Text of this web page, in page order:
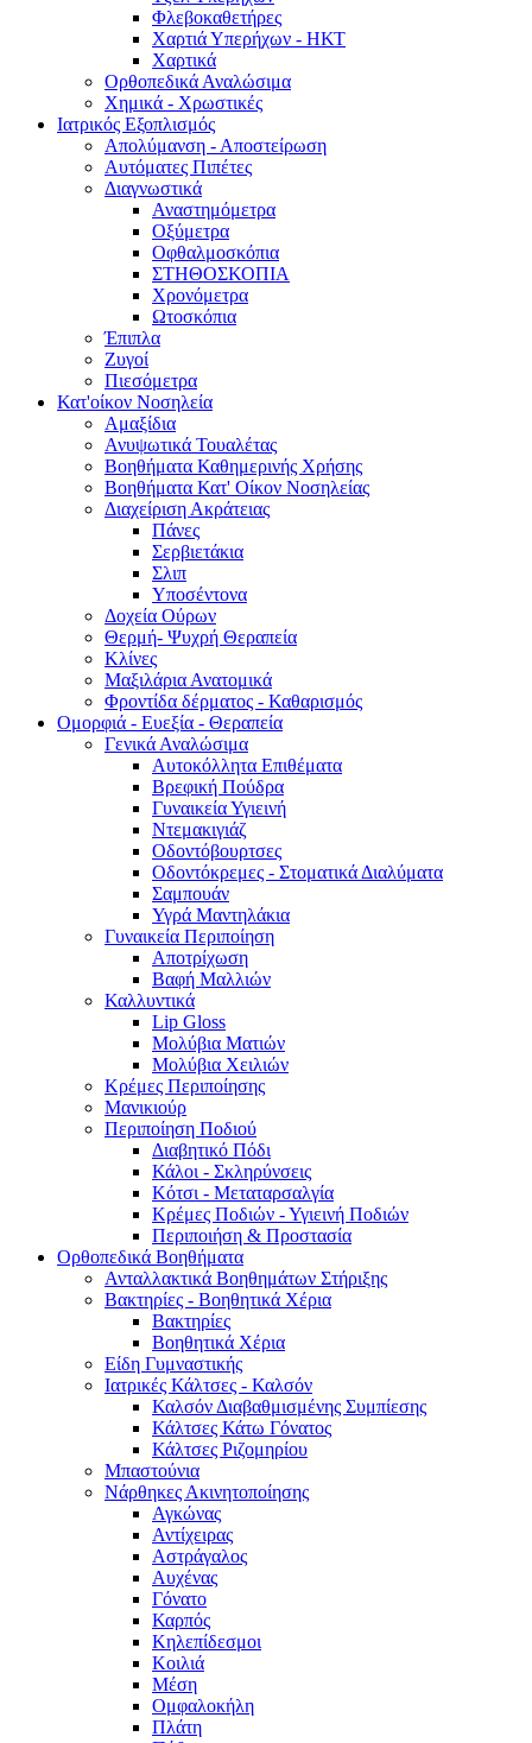
Φλεβοκαθετήρες
Χαρτιά Υπερήχων - ΗΚΤ
Χαρτικά
Ορθοπεδικά Αναλώσιμα
Χημικά - Χρωστικές
Ιατρικός Εξοπλισμός
Απολύμανση - Αποστείρωση
Αυτόματες Πιπέτες
Διαγνωστικά
Αναστημόμετρα
Οξύμετρα
Οφθαλμοσκόπια
ΣΤΗΘΟΣΚΟΠΙΑ
Χρονόμετρα
Ωτοσκόπια
Έπιπλα
Ζυγοί
Πιεσόμετρα
Κατ'οίκον Νοσηλεία
Αμαξίδια
Ανυψωτικά Τουαλέτας
Βοηθήματα Καθημερινής Χρήσης
Βοηθήματα Κατ' Οίκον Νοσηλείας
Διαχείριση Ακράτειας
Πάνες
Σερβιετάκια
Σλιπ
Υποσέντονα
Δοχεία Ούρων
Θερμή- Ψυχρή Θεραπεία
Κλίνες
Μαξιλάρια Ανατομικά
Φροντίδα δέρματος - Καθαρισμός
Ομορφιά - Ευεξία - Θεραπεία
Γενικά Αναλώσιμα
Αυτοκόλλητα Επιθέματα
Βρεφική Πούδρα
Γυναικεία Υγιεινή
Ντεμακιγιάζ
Οδοντόβουρτσες
Οδοντόκρεμες - Στοματικά Διαλύματα
Σαμπουάν
Υγρά Μαντηλάκια
Γυναικεία Περιποίηση
Αποτρίχωση
Βαφή Μαλλιών
Καλλυντικά
Lip Gloss
Μολύβια Ματιών
Μολύβια Χειλιών
Κρέμες Περιποίησης
Μανικιούρ
Περιποίηση Ποδιού
Διαβητικό Πόδι
Κάλοι - Σκληρύνσεις
Κότσι - Μεταταρσαλγία
Κρέμες Ποδιών - Υγιεινή Ποδιών
Περιποιήση & Προστασία
Ορθοπεδικά Βοηθήματα
Ανταλλακτικά Βοηθημάτων Στήριξης
Βακτηρίες - Βοηθητικά Χέρια
Βακτηρίες
Βοηθητικά Χέρια
Είδη Γυμναστικής
Ιατρικές Κάλτσες - Καλσόν
Καλσόν Διαβαθμισμένης Συμπίεσης
Κάλτσες Κάτω Γόνατος
Κάλτσες Ριζομηρίου
Μπαστούνια
Νάρθηκες Ακινητοποίησης
Αγκώνας
Αντίχειρας
Αστράγαλος
Αυχένας
Γόνατο
Καρπός
Κηλεπίδεσμοι
Κοιλιά
Μέση
Ομφαλοκήλη
Πλάτη